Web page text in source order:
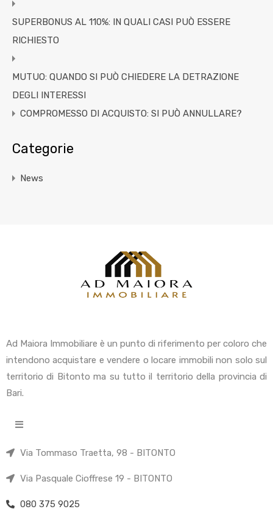
SUPERBONUS AL 110%: IN QUALI CASI PUÒ ESSERE
RICHIESTO
MUTUO: QUANDO SI PUÒ CHIEDERE LA DETRAZIONE
DEGLI INTERESSI
COMPROMESSO DI ACQUISTO: SI PUÒ ANNULLARE?
Categorie
News
Ad Maiora Immobiliare è un punto di riferimento per coloro che
intendono acquistare e vendere o locare immobili non solo sul
territorio di Bitonto ma su tutto il territorio della provincia di
Bari.
Via Tommaso Traetta, 98 - BITONTO
Via Pasquale Cioffrese 19 - BITONTO
080 375 9025